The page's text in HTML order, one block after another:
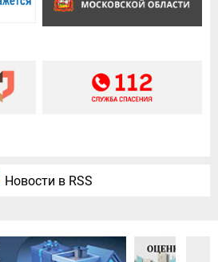
Новости в RSS